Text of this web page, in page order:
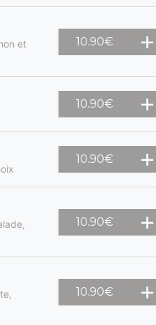
et
10.90€
10.90€
10.90€
10.90€
10.90€